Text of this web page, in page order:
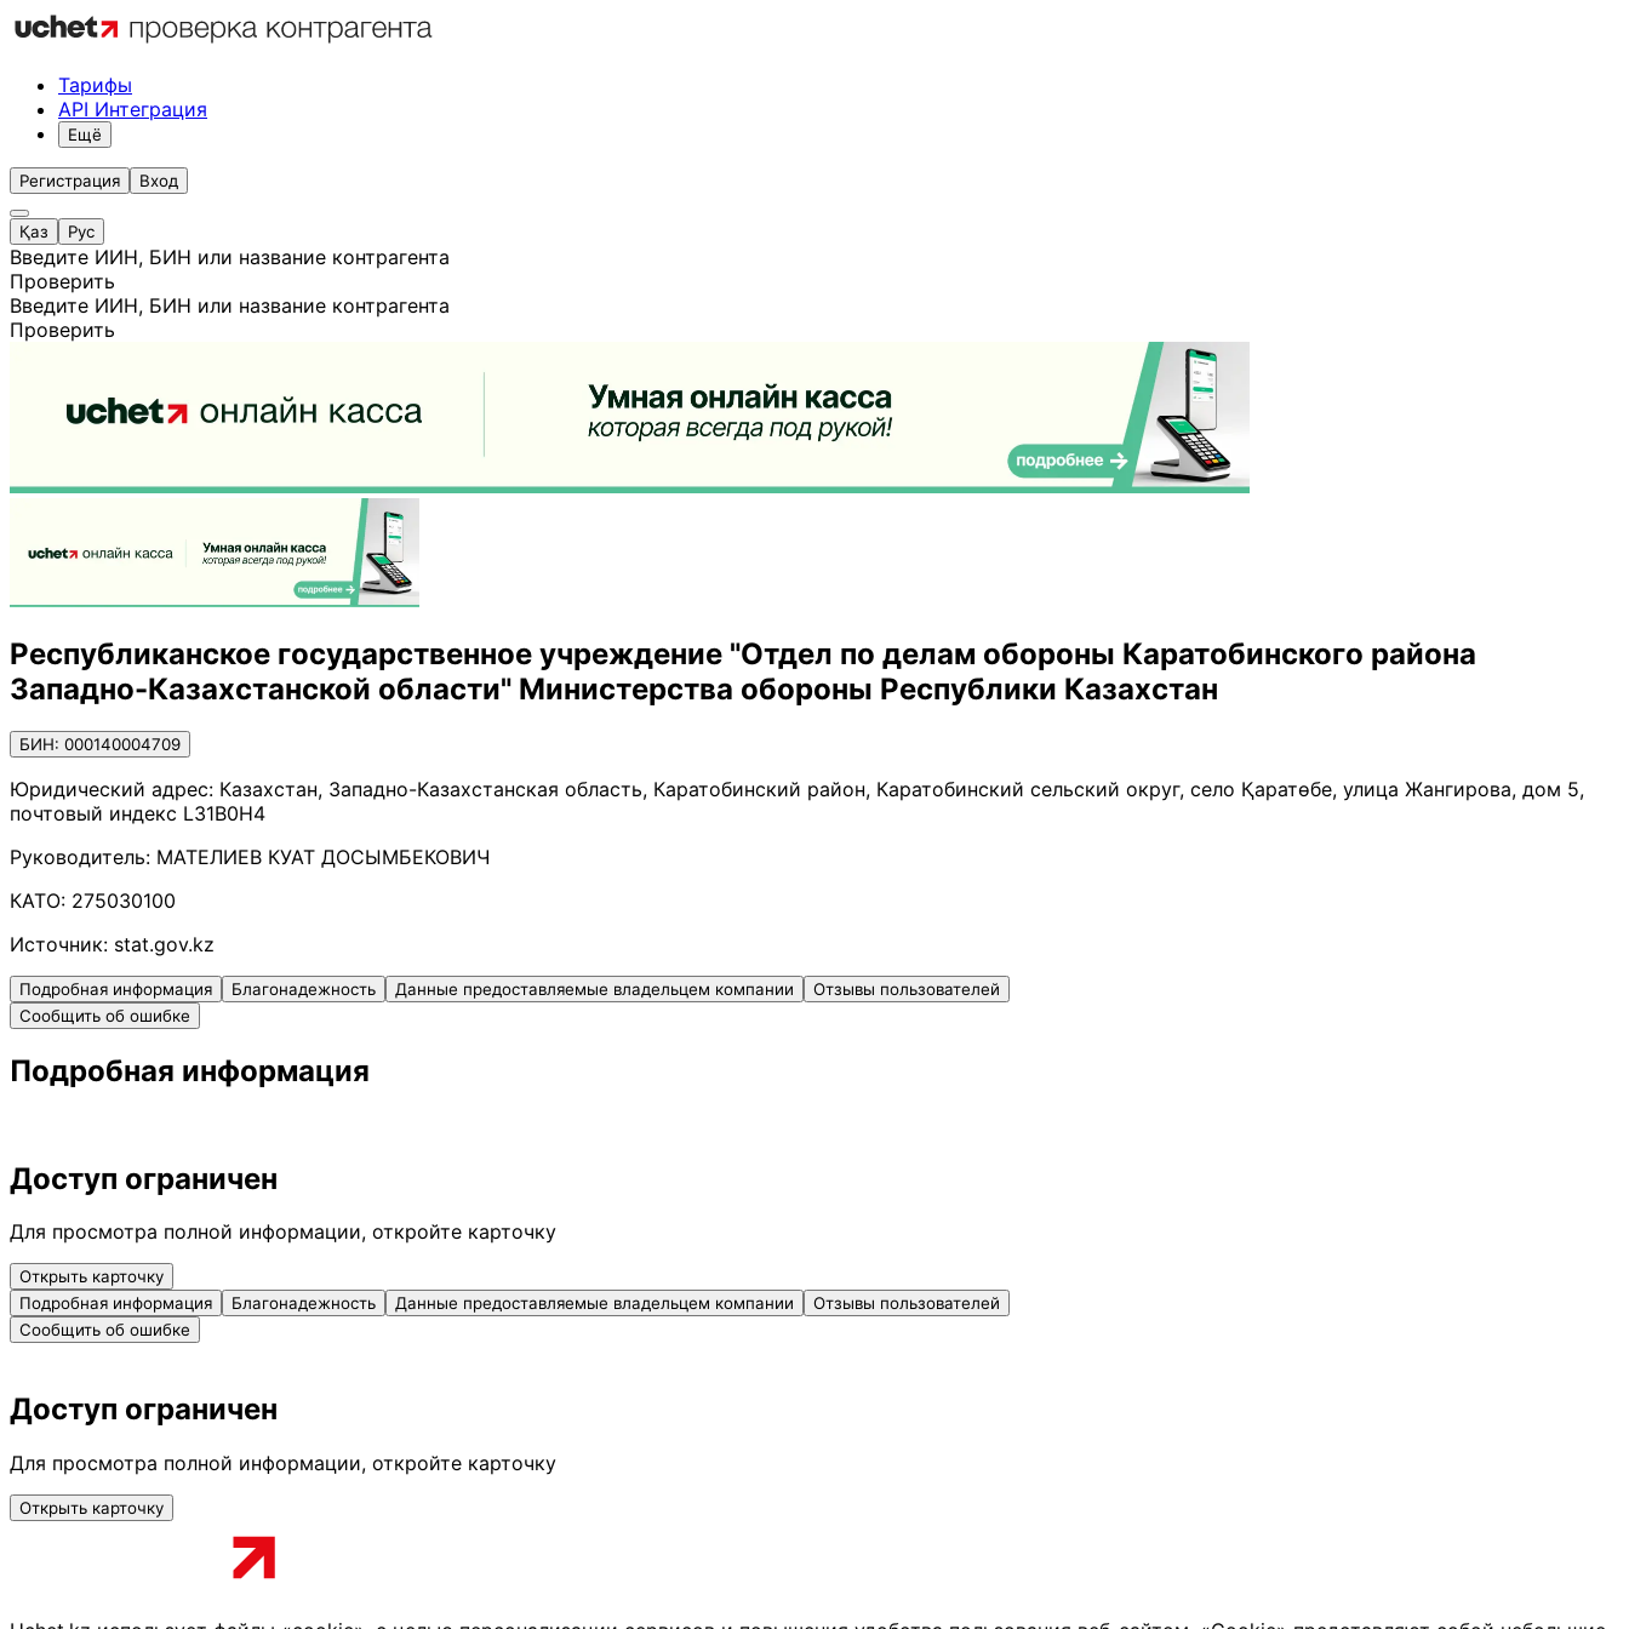
Тарифы
API Интеграция
Ещё
Регистрация Вход
Қаз Рус
Введите ИИН, БИН или название контрагента
Проверить
Введите ИИН, БИН или название контрагента
Проверить
Республиканское государственное учреждение "Отдел по делам обороны Каратобинского района
Западно-Казахстанской области" Министерства обороны Республики Казахстан
БИН: 000140004709
Юридический адрес: Казахстан, Западно-Казахстанская область, Каратобинский район, Каратобинский сельский округ, село Қаратөбе, улица Жангирова, дом 5,
почтовый индекс L31B0H4
Руководитель: МАТЕЛИЕВ КУАТ ДОСЫМБЕКОВИЧ
КАТО: 275030100
Источник: stat.gov.kz
Подробная информация Благонадежность Данные предоставляемые владельцем компании
Отзывы пользователей
Сообщить об ошибке
Подробная информация
Доступ ограничен
Для просмотра полной информации, откройте карточку
Открыть карточку
Подробная информация
Благонадежность Данные предоставляемые владельцем компании
Отзывы пользователей
Сообщить об ошибке
Доступ ограничен
Для просмотра полной информации, откройте карточку
Открыть карточку